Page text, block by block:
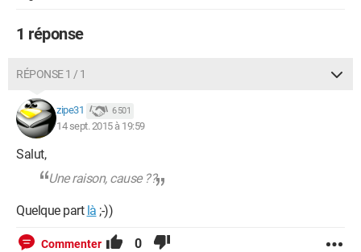
1 réponse
RÉPONSE 1 / 1
zipe31 6 501
14 sept. 2015 à 19:59
Salut,
Une raison, cause ??
Quelque part là ;-))
Commenter 0